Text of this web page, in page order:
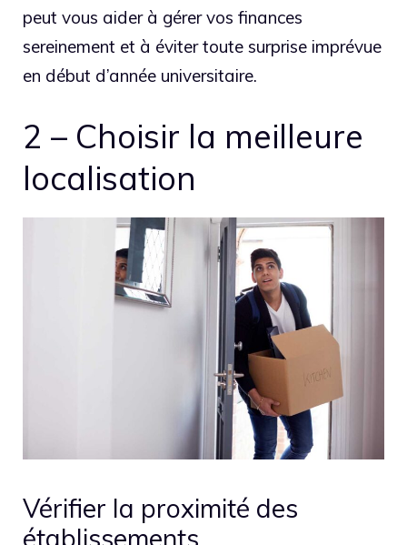
peut vous aider à gérer vos finances
sereinement et à éviter toute surprise imprévue
en début d’année universitaire.
2 – Choisir la meilleure
localisation
Vérifier la proximité des
établissements